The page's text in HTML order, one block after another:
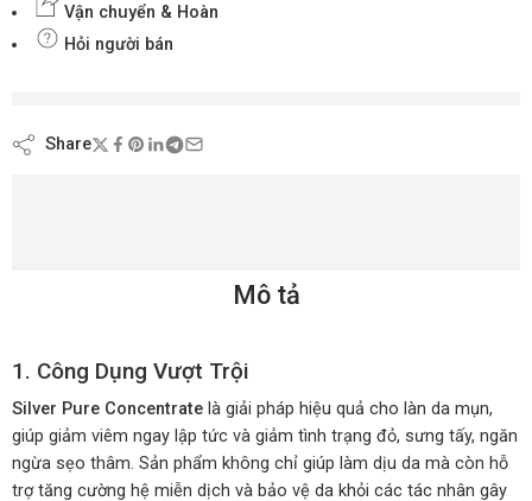
Vận chuyển & Hoàn
Hỏi người bán
Share
Mô tả
1. Công Dụng Vượt Trội
Silver Pure Concentrate là giải pháp hiệu quả cho làn da mụn,
giúp giảm viêm ngay lập tức và giảm tình trạng đỏ, sưng tấy, ngăn
ngừa sẹo thâm. Sản phẩm không chỉ giúp làm dịu da mà còn hỗ
trợ tăng cường hệ miễn dịch và bảo vệ da khỏi các tác nhân gây